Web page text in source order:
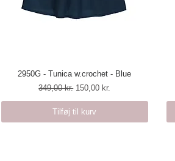
Hurtigvisning
2950G - Tunica w.crochet - Blue
Regulær pris
349,00 kr. Salgspris
150,00 kr.
Tilføj til kurv